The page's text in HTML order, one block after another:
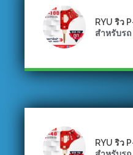
RYU ริว
สำหรับร
RYU ริว